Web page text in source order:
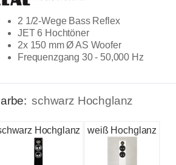
2 1/2-Wege Bass Reflex
JET 6 Hochtöner
2x 150 mm Ø AS Woofer
Frequenzgang 30 - 50,000 Hz
schwarz Hochglanz
Hochglanz weiß Hochglanz